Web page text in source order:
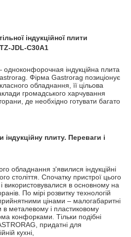
індукційної плити
JDL-C30A1
індукційна плита
Фірма Gastrorag позиціонує
обладнання, її цільова
громадського харчування
де необхідно готувати багато
індукційну плиту. Переваги і
обладнання з'явилися індукційні
століття. Спочатку пристрої цього
використовувалися в основному на
По мірі розвитку технологій
цінами – малогабаритні
в металевому і пластиковому
конфорками. Тільки подібні
придатні для
кухні,